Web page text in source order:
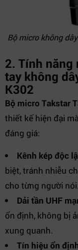
Bộ micro không
2. Tính năng
tay không
K302
Bộ micro Takstar
thiết kế hiện đại
đáng giá:
Kênh kép độc
biệt, tránh nhiễu
cho từng người nói.
Dải tần UHF
ổn định, không bị
xung quanh.
Tín hiệu ổn